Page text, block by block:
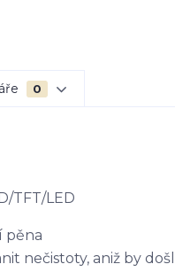
0
TFT/LED
pěna
nečistoty, aniž by